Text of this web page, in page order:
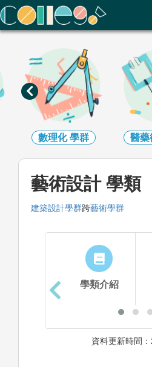
ColleGo! 大學選才與高中育才輔助系
數理化學群 醫藥
藝術設計 學類
建築設計學群跨藝術學群
學類介紹
資料更新時間